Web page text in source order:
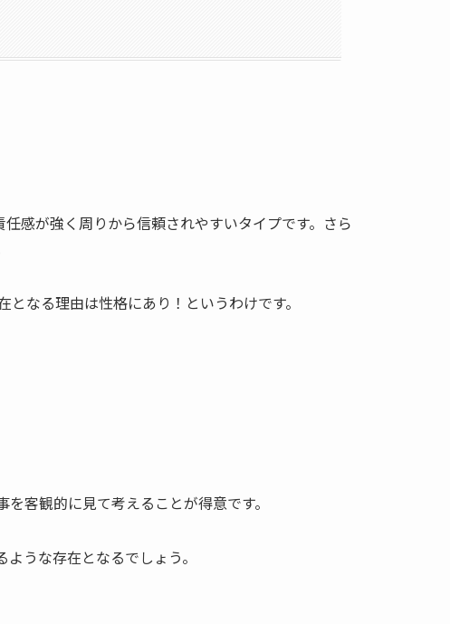
感が強く周りから信頼されやすいタイプです。さら
なる理由は性格にあり！というわけです。
を客観的に見て考えることが得意です。
うな存在となるでしょう。